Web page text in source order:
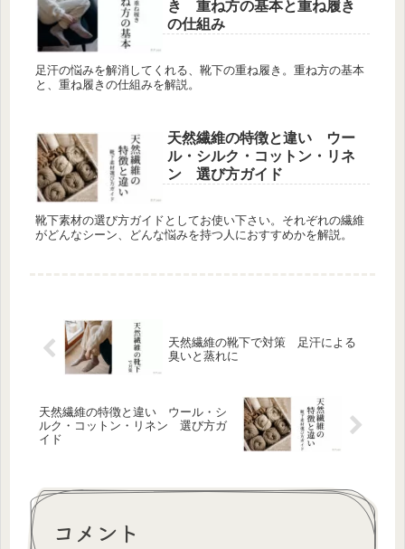
き 重ね方の基本と重ね履き
の仕組み
足汗の悩みを解消してくれる、靴下の重ね履き。重ね方の基本
と、重ね履きの仕組みを解説。
天然繊維の特徴と違い ウー
ル・シルク・コットン・リネ
ン 選び方ガイド
靴下素材の選び方ガイドとしてお使い下さい。それぞれの繊維
がどんなシーン、どんな悩みを持つ人におすすめかを解説。
天然繊維の靴下で対策 足汗による
臭いと蒸れに
天然繊維の特徴と違い ウール・シ
ルク・コットン・リネン 選び方ガ
イド
コメント